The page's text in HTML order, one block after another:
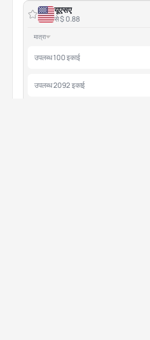
यूएसए
से $ 0.88
मात्रा
उपलब्ध 100 इकाई
उपलब्ध 2092 इकाई